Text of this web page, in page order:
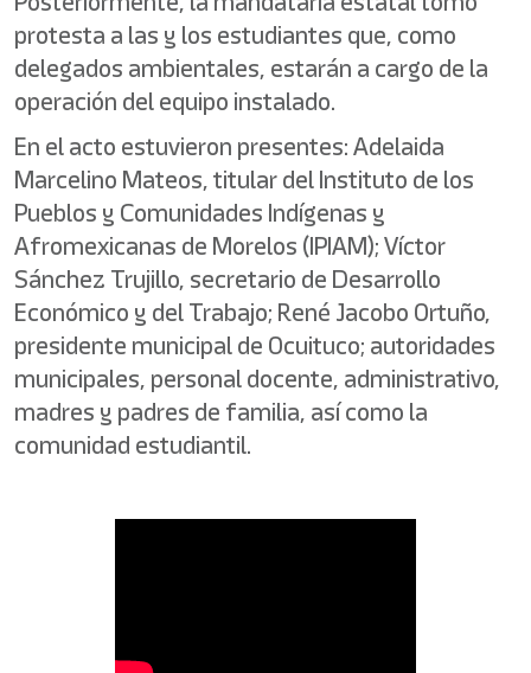
protesta a las y los estudiantes que, como
delegados ambientales, estarán a cargo de la
operación del equipo instalado.
En el acto estuvieron presentes: Adelaida
Marcelino Mateos, titular del Instituto de los
Pueblos y Comunidades Indígenas y
Afromexicanas de Morelos (IPIAM); Víctor
Sánchez Trujillo, secretario de Desarrollo
Económico y del Trabajo; René Jacobo Ortuño,
presidente municipal de Ocuituco; autoridades
municipales, personal docente, administrativo,
madres y padres de familia, así como la
comunidad estudiantil.